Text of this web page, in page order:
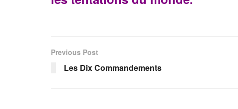
Previous Post
Les Dix Commandements